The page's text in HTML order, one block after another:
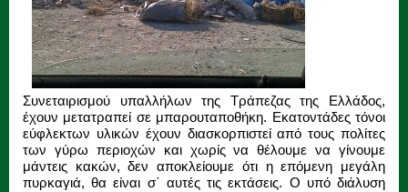
Συνεταιρισμού υπαλλήλων της Τράπεζας της Ελλάδος,
έχουν μετατραπεί σε μπαρουταποθήκη. Εκατοντάδες τόνοι
εύφλεκτων υλικών έχουν διασκορπιστεί από τους πολίτες
των γύρω περιοχών και χωρίς να θέλουμε να γίνουμε
μάντεις κακών, δεν αποκλείουμε ότι η επόμενη μεγάλη
πυρκαγιά, θα είναι σ΄ αυτές τις εκτάσεις. Ο υπό διάλυση